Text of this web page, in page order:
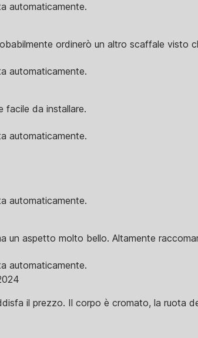
automaticamente.
ordinerò un altro scaffale visto
automaticamente.
facile da installare.
automaticamente.
automaticamente.
un aspetto molto bello. Altamente
automaticamente.
il prezzo. Il corpo è cromato, la ruota